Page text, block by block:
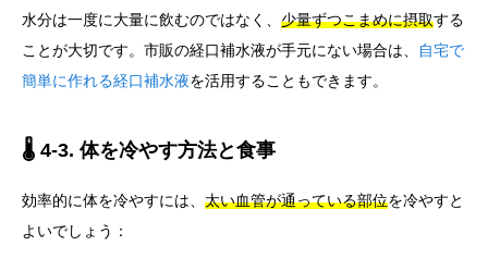
水分は一度に大量に飲むのではなく、 少量ずつこまめに摂取する
ことが大切です。市販の経口補水液が手元にない場合は、
自宅で
簡単に作れる経口補水液を活用することもできます。
🌡️ 4-3. 体を冷やす方法と食事
効率的に体を冷やすには、 太い血管が通っている部位を冷やすと
よいでしょう：